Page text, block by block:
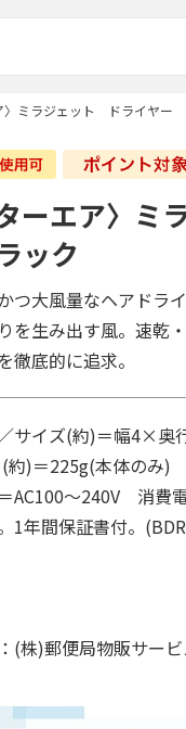
〉ミラジェット ドライヤー
ターエア〉
ック
つ大風量なヘアドラ
を生み出す風。速乾
徹底的に追求。
サイズ(約)＝幅4×
)＝225g(本体のみ)
AC100～240V 消費
1年間保証書付。
(株)郵便局物販サー